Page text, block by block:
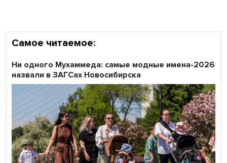
Самое читаемое:
Ни одного Мухаммеда: самые модные имена-2026
назвали в ЗАГСах Новосибирска